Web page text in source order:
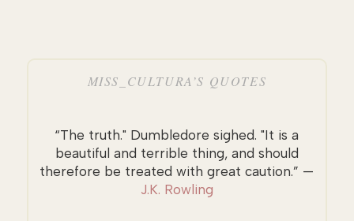
MISS_CULTURA’S QUOTES
“The truth." Dumbledore sighed. "It is a
beautiful and terrible thing, and should
therefore be treated with great caution.” —
J.K. Rowling